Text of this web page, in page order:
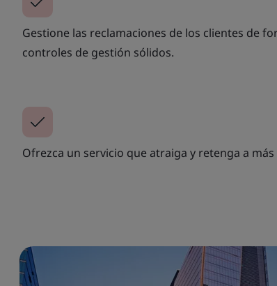
Gestione las reclamaciones de los clientes de
controles de gestión sólidos.
Ofrezca un servicio que atraiga y retenga a más